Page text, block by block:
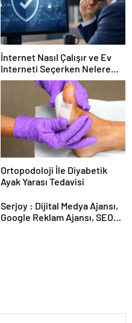
İnternet Nasıl Çalışır ve Ev
Interneti Seçerken Nelere
Dikkat Etmelisiniz
Ortopodoloji İle Diyabetik
Ayak Yarası Tedavisi
Serjoy : Dijital Medya Ajansı,
Google Reklam Ajansı, SEO